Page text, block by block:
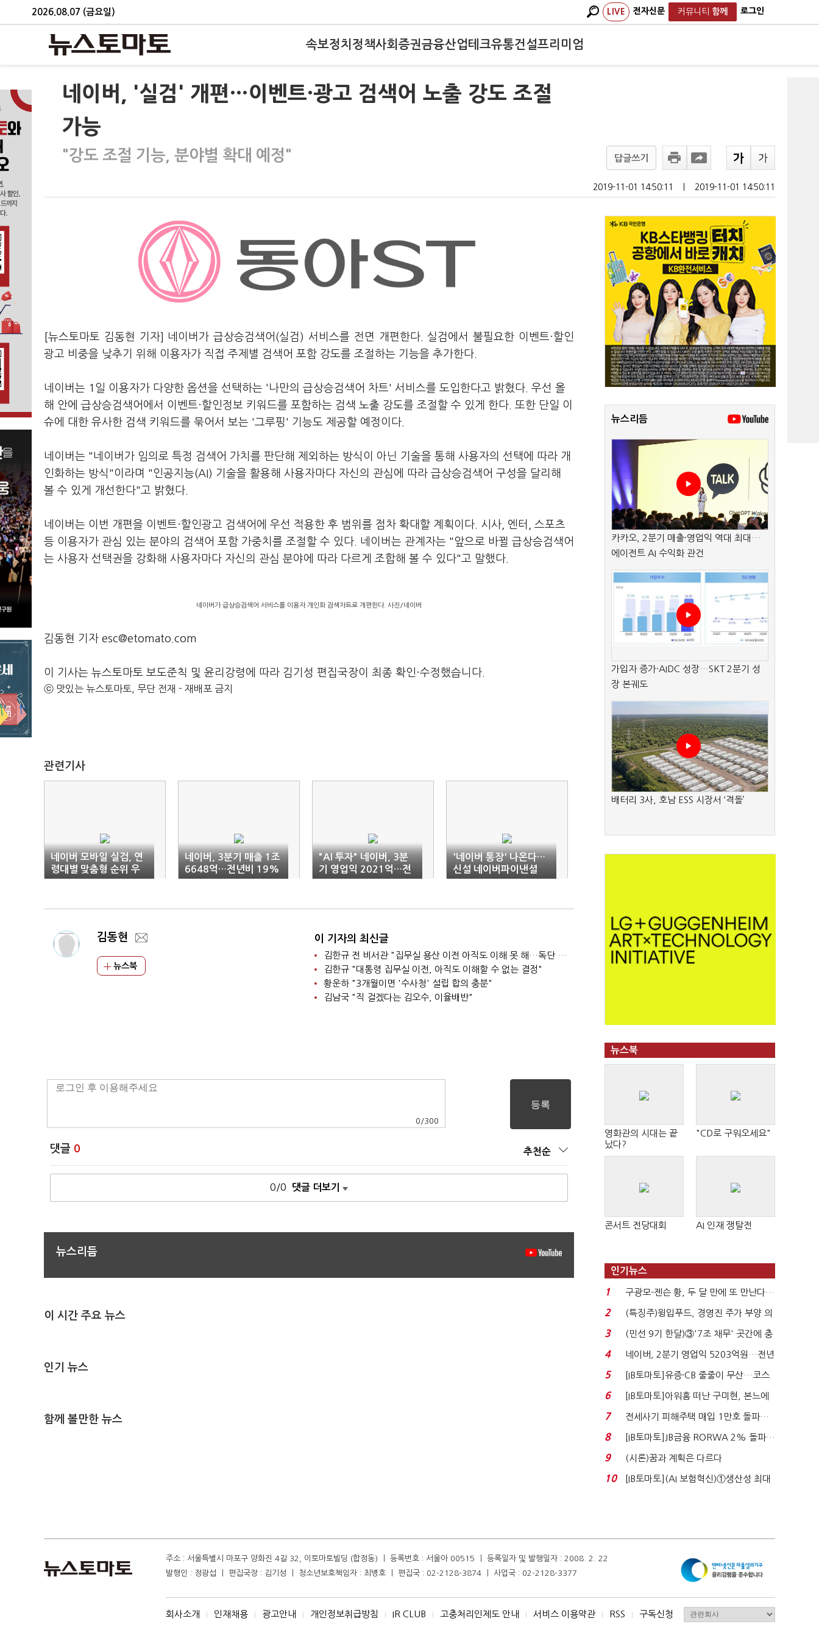
2026.08.07 (금요일) LIVE 전자신문 커뮤니티 함께 로그인
속보정치 정책사회 증권금융산업테크유통건설프리미엄
네이버, '실검' 개편…이벤트·광고 검색어 노출 강도 조절
가능
"강도 조절 기능, 분야별 확대 예정" 답글쓰기
2019-11-01 14:50:11 2019-11-01 14:50:11
[뉴스토마토 김동현 기자] 네이버가 급상승검색어(실검) 서비스를 전면 개편한다. 실검에서 불필요한 이벤트·할인
광고 비중을 낮추기 위해 이용자가 직접 주제별 검색어 포함 강도를 조절하는 기능을 추가한다.
네이버는 1일 이용자가 다양한 옵션을 선택하는 '나만의 급상승검색어 차트' 서비스를 도입한다고 밝혔다. 우선 올
해 안에 급상승검색어에서 이벤트·할인정보 키워드를 포함하는 검색 노출 강도를 조절할 수 있게 한다. 또한 단일 이
슈에 대한 유사한 검색 키워드를 묶어서 보는 '그루핑' 기능도 제공할 예정이다.
네이버는 "네이버가 임의로 특정 검색어 가치를 판단해 제외하는 방식이 아닌 기술을 통해 사용자의 선택에 따라 개
인화하는 방식"이라며 "인공지능(AI) 기술을 활용해 사용자마다 자신의 관심에 따라 급상승검색어 구성을 달리해
볼 수 있게 개선한다"고 밝혔다.
네이버는 이번 개편을 이벤트·할인광고 검색어에 우선 적용한 후 범위를 점차 확대할 계획이다. 시사, 엔터, 스포츠
등 이용자가 관심 있는 분야의 검색어 포함 가중치를 조절할 수 있다. 네이버는 관계자는 "앞으로 바뀔 급상승검색어
는 사용자 선택권을 강화해 사용자마다 자신의 관심 분야에 따라 다르게 조합해 볼 수 있다"고 말했다.
네이버가 급상승검색어 서비스를 이용자 개인화 검색차트로 개편한다. 사진/네이버
김동현 기자 esc@etomato.com
이 기사는 뉴스토마토 보도준칙 및 윤리강령에 따라 김기성 편집국장이 최종 확인·수정했습니다.
ⓒ 맛있는 뉴스토마토, 무단 전재 - 재배포 금지
관련기사
네이버 모바일 실검, 연
령대별 맞춤형 순위 우
선 표출
네이버, 3분기 매출 1조
6648억…전년비 19%
↑(2보)
"AI 투자" 네이버, 3분
기 영업익 2021억…전
년비 9% 감소(상보)
'네이버 통장' 나온다…
신설 네이버파이낸셜
"금융 플랫폼 혁신"(종
김동현
뉴스북
이 기자의 최신글
김한규 전 비서관 "집무실 용산 이전 아직도 이해 못 해…독단 우려"
김한규 "대통령 집무실 이전, 아직도 이해할 수 없는 결정"
황운하 "3개월이면 '수사청' 설립 합의 충분"
김남국 "직 걸겠다는 김오수, 이율배반"
0 /300
댓글 0 추천순
0/0 댓글 더보기
뉴스리듬
이 시간 주요 뉴스
인기 뉴스
함께 볼만한 뉴스
뉴스리듬
카카오, 2분기 매출·영업익 역대 최대…
에이전트 AI 수익화 관건
가입자 증가·AIDC 성장…SKT 2분기 성
장 본궤도
배터리 3사, 호남 ESS 시장서 ‘격돌’
뉴스북
영화관의 시대는 끝
났다?
"CD로 구워오세요"
콘서트 전당대회 AI 인재 쟁탈전
인기뉴스
1
구광모-젠슨 황, 두 달 만에 또 만난다…
로봇·AI 등 논...
2
(특징주)윙입푸드, 경영진 주가 부양 의
지에 상한가...
3
(민선 9기 한달)③'7조 채무' 곳간에 충
격…추미애, 20년...
4
네이버, 2분기 영업익 5203억원…전년
비 0.2% 감소...
5
[IB토마토]유증·CB 줄줄이 무산…코스
닥 벌점 급증에 ...
6
[IB토마토]아워홈 떠난 구미현, 본느에
340억 베팅…가...
7
전세사기 피해주택 매입 1만호 돌파…
누적 피해자 4만2...
8
[IB토마토]JB금융 RORWA 2% 돌파…
실적 견인은 은행 ...
9 (시론)꿈과 계획은 다르다
10
[IB토마토](AI 보험혁신)①생산성 최대
주소 : 서울특별시 마포구 양화진 4길 32, 이토마토빌딩 (합정동) ㅣ 등록번호 : 서울아 00515 ㅣ 등록일자 및 발행일자 : 2008. 2. 22
발행인 : 정광섭 ㅣ 편집국장 : 김기성 ㅣ 청소년보호책임자 : 최병호 ㅣ 편집국 : 02-2128-3874 ㅣ 사업국 : 02-2128-3377
회사소개 I 인재채용 I 광고안내 I 개인정보취급방침 I IR CLUB I 고충처리인제도 안내 I 서비스 이용약관 I RSS I 구독신청